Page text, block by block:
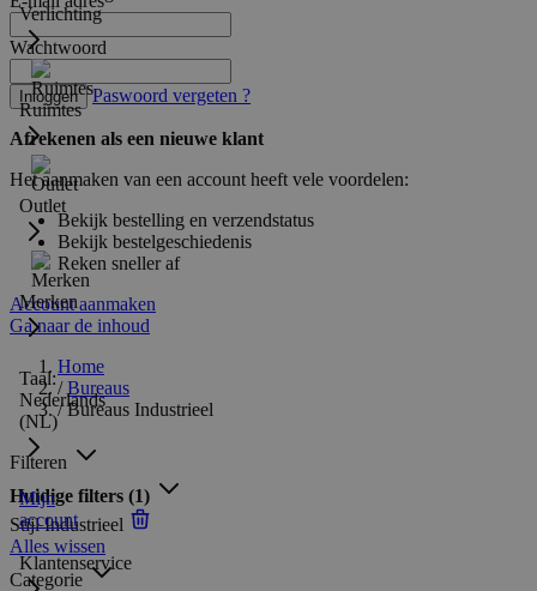
Verlichting
Ruimtes
Outlet
Merken
Taal:
Nederlands
(NL)
Mijn
account
Klantenservice
Wachtwoord
Inloggen Paswoord vergeten ?
Afrekenen als een nieuwe klant
Het aanmaken van een account heeft vele voordelen:
Bekijk bestelling en verzendstatus
Bekijk bestelgeschiedenis
Reken sneller af
Account aanmaken
Ga naar de inhoud
Home
/ Bureaus
/ Bureaus Industrieel
Filteren
Huidige filters (1)
Stijl Industrieel
Alles wissen
Categorie